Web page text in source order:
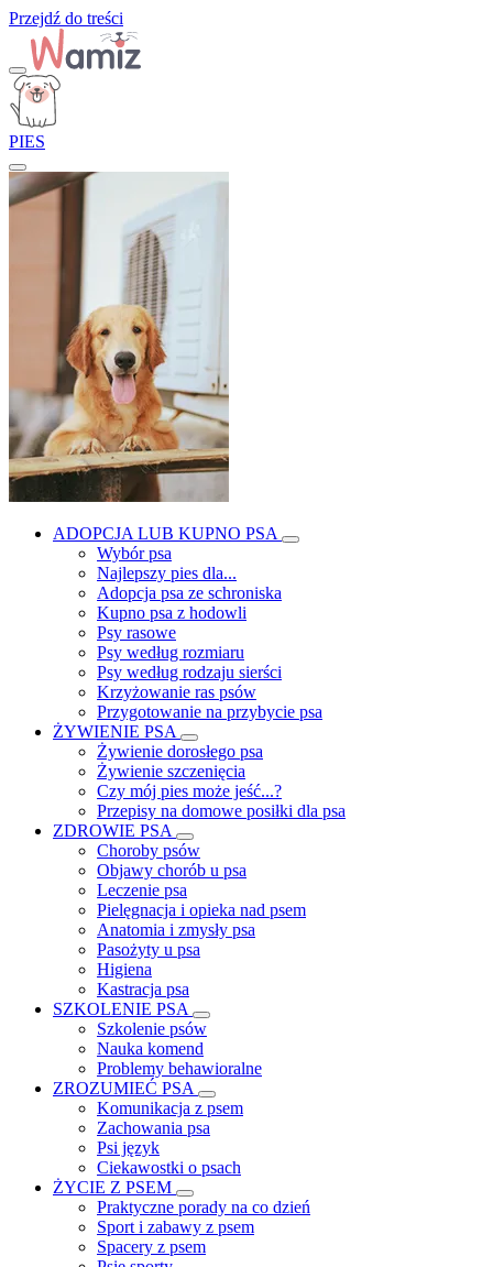
Przejdź do treści
PIES
ADOPCJA LUB KUPNO PSA
Wybór psa
Najlepszy pies dla...
Adopcja psa ze schroniska
Kupno psa z hodowli
Psy rasowe
Psy według rozmiaru
Psy według rodzaju sierści
Krzyżowanie ras psów
Przygotowanie na przybycie psa
ŻYWIENIE PSA
Żywienie dorosłego psa
Żywienie szczenięcia
Czy mój pies może jeść...?
Przepisy na domowe posiłki dla psa
ZDROWIE PSA
Choroby psów
Objawy chorób u psa
Leczenie psa
Pielęgnacja i opieka nad psem
Anatomia i zmysły psa
Pasożyty u psa
Higiena
Kastracja psa
SZKOLENIE PSA
Szkolenie psów
Nauka komend
Problemy behawioralne
ZROZUMIEĆ PSA
Komunikacja z psem
Zachowania psa
Psi język
Ciekawostki o psach
ŻYCIE Z PSEM
Praktyczne porady na co dzień
Sport i zabawy z psem
Spacery z psem